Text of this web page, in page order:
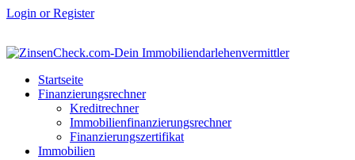
Login or Register
Startseite
Finanzierungsrechner
Kreditrechner
Immobilienfinanzierungsrechner
Finanzierungszertifikat
Immobilien